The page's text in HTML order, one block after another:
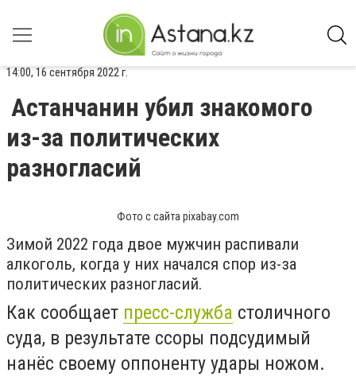
14:00, 16 сентября 2022 г.
Астанчанин убил знакомого
из-за политических
разногласий
Фото с сайта pixabay.com
Зимой 2022 года двое мужчин распивали
алкоголь, когда у них начался спор из-за
политических разногласий.
Как сообщает пресс-служба столичного
суда, в результате ссоры подсудимый
нанёс своему оппоненту удары ножом.